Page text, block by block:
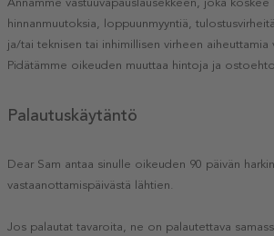
Annamme vastuuvapauslausekkeen, joka koskee
hinnanmuutoksia, loppuunmyyntiä,
ja/tai teknisen tai inhimillisen virheen aiheuttamia
Pidätämme oikeuden muuttaa hintoja ja
Palautuskäytäntö
Dear Sam antaa sinulle oikeuden 90 päivän
vastaanottamispäivästä lähtien.
Jos palautat tavaroita, ne on palautettava